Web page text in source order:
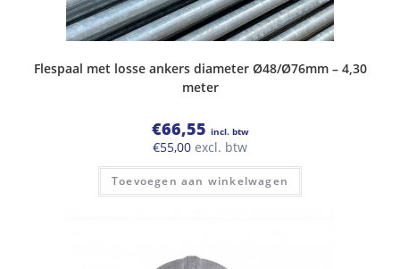
Flespaal met losse ankers diameter Ø48/Ø76mm – 4,30
meter
€66,55 incl. btw
€55,00 excl. btw
Toevoegen aan winkelwagen